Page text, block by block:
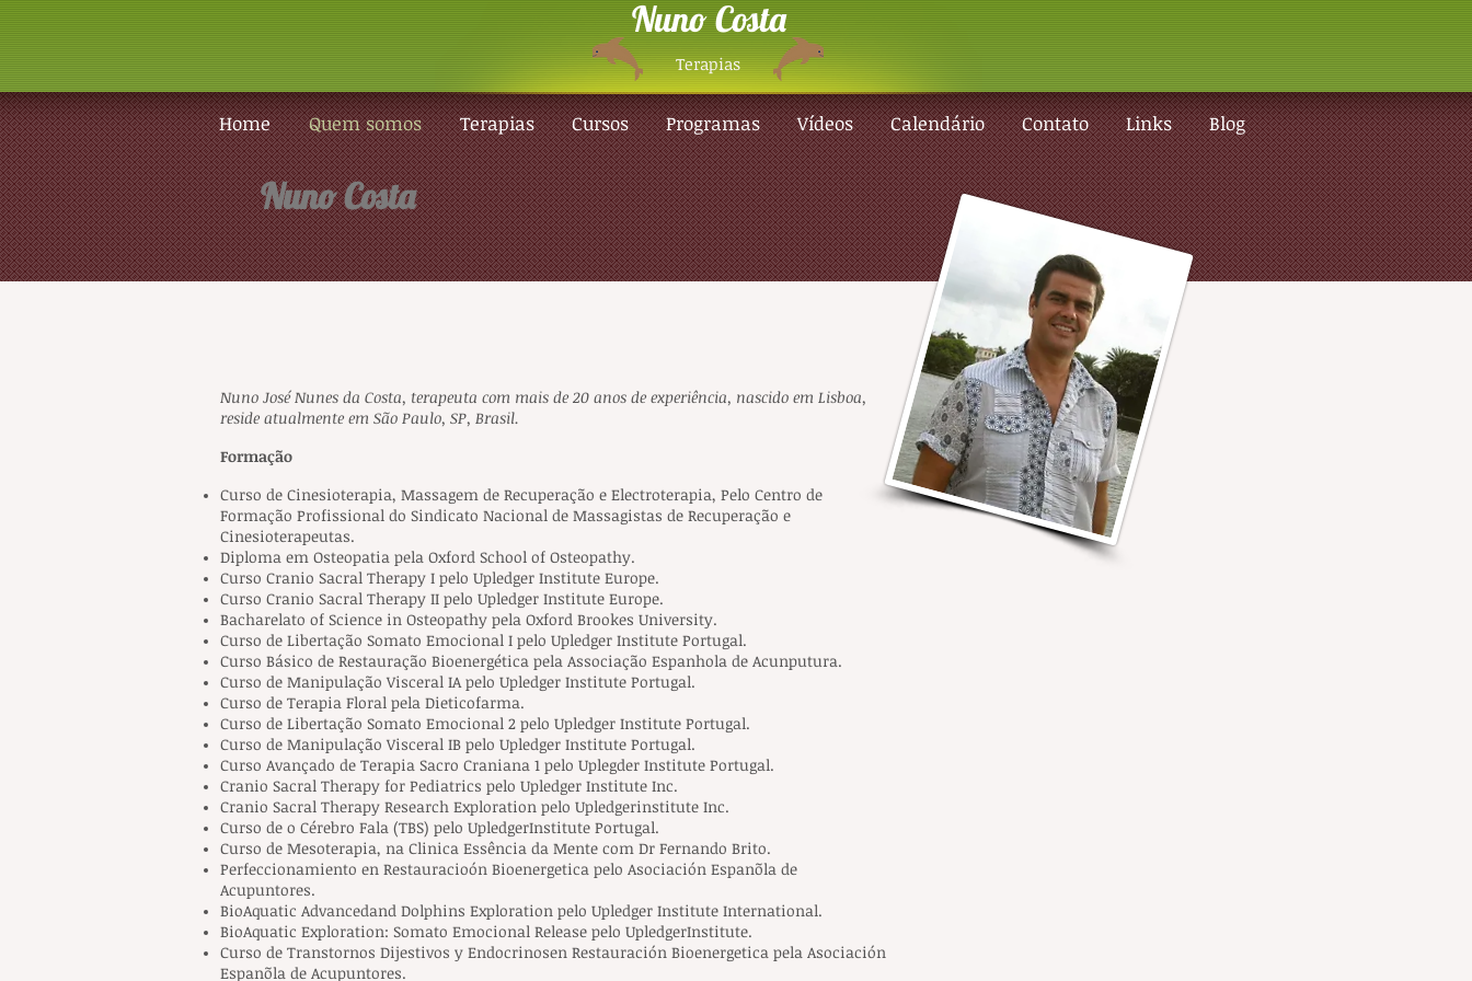
Nuno Costa
Terapias
Home Quem somos Terapias Cursos Programas Vídeos Calendário Contato Links Blog
Nuno Costa
Nuno José Nunes da Costa, terapeuta com mais de 20 anos de experiência, nascido em Lisboa,
reside atualmente em São Paulo, SP, Brasil.
Formação
Curso de Cinesioterapia, Massagem de Recuperação e Electroterapia, Pelo Centro de
Formação Profissional do Sindicato Nacional de Massagistas de Recuperação e
Cinesioterapeutas.
Diploma em Osteopatia pela Oxford School of Osteopathy.
Curso Cranio Sacral Therapy I pelo Upledger Institute Europe.
Curso Cranio Sacral Therapy II pelo Upledger Institute Europe.
Bacharelato of Science in Osteopathy pela Oxford Brookes University.
Curso de Libertação Somato Emocional I pelo Upledger Institute Portugal.
Curso Básico de Restauração Bioenergética pela Associação Espanhola de Acunputura.
Curso de Manipulação Visceral IA pelo Upledger Institute Portugal.
Curso de Terapia Floral pela Dieticofarma.
Curso de Libertação Somato Emocional 2 pelo Upledger Institute Portugal.
Curso de Manipulação Visceral IB pelo Upledger Institute Portugal.
Curso Avançado de Terapia Sacro Craniana 1 pelo Uplegder Institute Portugal.
Cranio Sacral Therapy for Pediatrics pelo Upledger Institute Inc.
Cranio Sacral Therapy Research Exploration pelo Upledgerinstitute Inc.
Curso de o Cérebro Fala (TBS) pelo UpledgerInstitute Portugal.
Curso de Mesoterapia, na Clinica Essência da Mente com Dr Fernando Brito.
Perfeccionamiento en Restauracioón Bioenergetica pelo Asociación Espanõla de
Acupuntores.
BioAquatic Advancedand Dolphins Exploration pelo Upledger Institute International.
BioAquatic Exploration: Somato Emocional Release pelo UpledgerInstitute.
Curso de Transtornos Dijestivos y Endocrinosen Restauración Bioenergetica pela Asociación
Espanõla de Acupuntores.